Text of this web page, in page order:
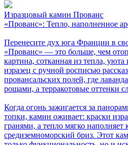
Изразцовый камин Прованс
«Прованс»: Тепло, наполненное
Перенесите дух юга Франции в
«Прованс» — это больше, чем
картина, сотканная из тепла,
изразец с ручной росписью
провансальских полей, где
рощами, а терракотовые оттенки
Когда огонь зажигается за
топки, камин оживает: краски
гранями, а тепло мягко наполняет
средиземноморский бриз. Этот